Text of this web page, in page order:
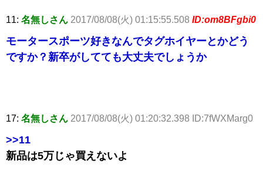
11: 名無しさん 2017/08/08(火) 01:15:55.508 ID:om8BFgbi0
モータースポーツ好きなんでタグホイヤーとかどう
ですか？新卒がしてても大丈夫でしょうか
17: 名無しさん 2017/08/08(火) 01:20:32.398 ID:7fWXMarg0
>>11
新品は5万じゃ買えないよ